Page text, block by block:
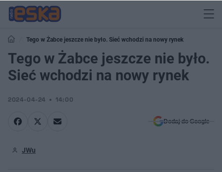
Tego w Żabce jeszcze nie było. Sieć wchodzi na nowy rynek
Tego w Żabce jeszcze nie było.
Sieć wchodzi na nowy rynek
2024-04-24 14:00
Dodaj do Google
JWu